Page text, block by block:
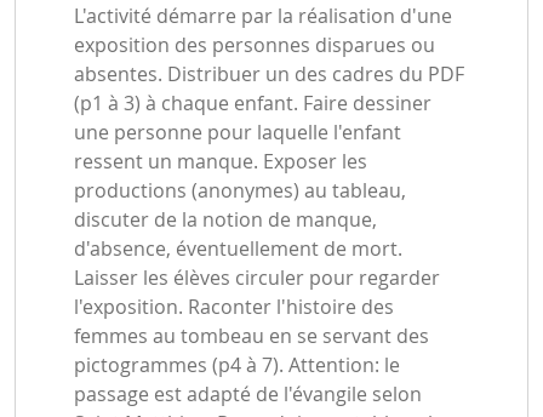
L'activité démarre par la réalisation d'une
exposition des personnes disparues ou
absentes. Distribuer un des cadres du PDF
(p1 à 3) à chaque enfant. Faire dessiner
une personne pour laquelle l'enfant
ressent un manque. Exposer les
productions (anonymes) au tableau,
discuter de la notion de manque,
d'absence, éventuellement de mort.
Laisser les élèves circuler pour regarder
l'exposition. Raconter l'histoire des
femmes au tombeau en se servant des
pictogrammes (p4 à 7). Attention: le
passage est adapté de l'évangile selon